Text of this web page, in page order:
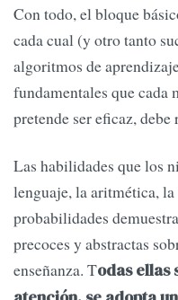
Con todo, el bloque
cada cual (y otro tanto
algoritmos de
fundamentales que cada
pretende ser eficaz, debe
Las habilidades que los
lenguaje, la aritmética,
probabilidades
precoces y abstractas
enseñanza. Todas ellas